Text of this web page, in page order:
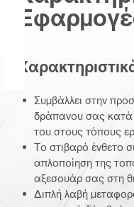
Συμβάλλει στην
δράπανου σας κατά
του στους τόπους
Το στιβαρό ένθετο
απλοποίηση της
αξεσουάρ σας στη
Διπλή λαβή